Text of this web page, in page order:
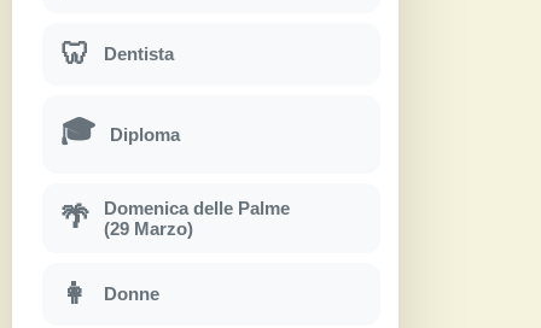
🦷 Dentista
🎓 Diploma
🌴
Domenica delle Palme
(29 Marzo)
👩 Donne